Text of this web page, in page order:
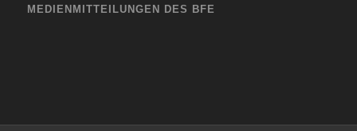
MEDIENMITTEILUNGEN DES BFE